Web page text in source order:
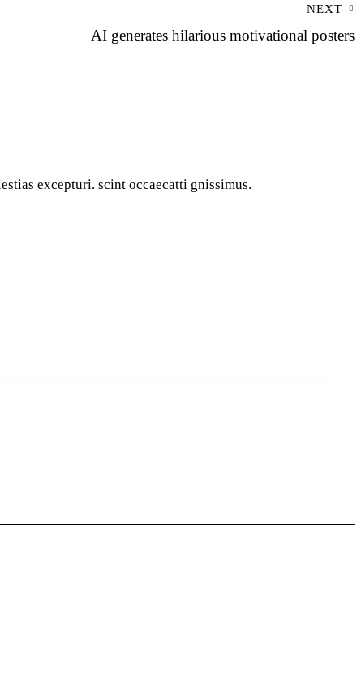
NEXT
AI generates hilarious motivational posters
excepturi. scint occaecatti gnissimus.